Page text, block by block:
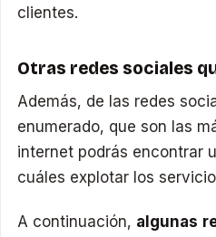
clientes.
Otras redes sociales
Además, de las redes
enumerado, que son las
internet podrás encontrar
cuáles explotar los
A continuación, algunas